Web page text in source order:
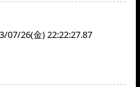
07/26(金) 22:22:27.87